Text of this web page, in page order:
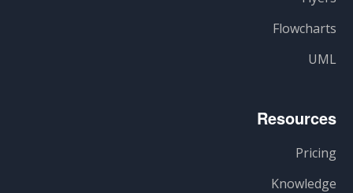
Flowcharts
UML
Resources
Pricing
Knowledge